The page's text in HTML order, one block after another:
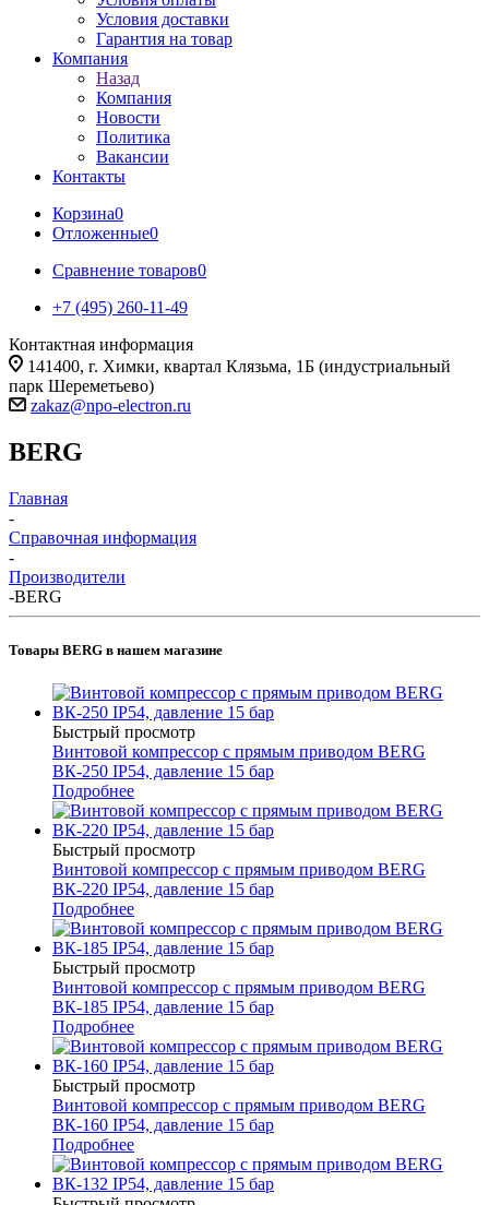
Условия доставки
Гарантия на товар
Компания
Назад
Компания
Новости
Политика
Вакансии
Контакты
Корзина0
Отложенные0
Сравнение товаров0
+7 (495) 260-11-49
Контактная информация
141400, г. Химки, квартал Клязьма, 1Б (индустриальный
парк Шереметьево)
zakaz@npo-electron.ru
BERG
Главная
-
Справочная информация
-
Производители
-BERG
Товары BERG в нашем магазине
Быстрый просмотр
Винтовой компрессор с прямым приводом BERG
ВК-250 IP54, давление 15 бар
Подробнее
Быстрый просмотр
Винтовой компрессор с прямым приводом BERG
ВК-220 IP54, давление 15 бар
Подробнее
Быстрый просмотр
Винтовой компрессор с прямым приводом BERG
ВК-185 IP54, давление 15 бар
Подробнее
Быстрый просмотр
Винтовой компрессор с прямым приводом BERG
ВК-160 IP54, давление 15 бар
Подробнее